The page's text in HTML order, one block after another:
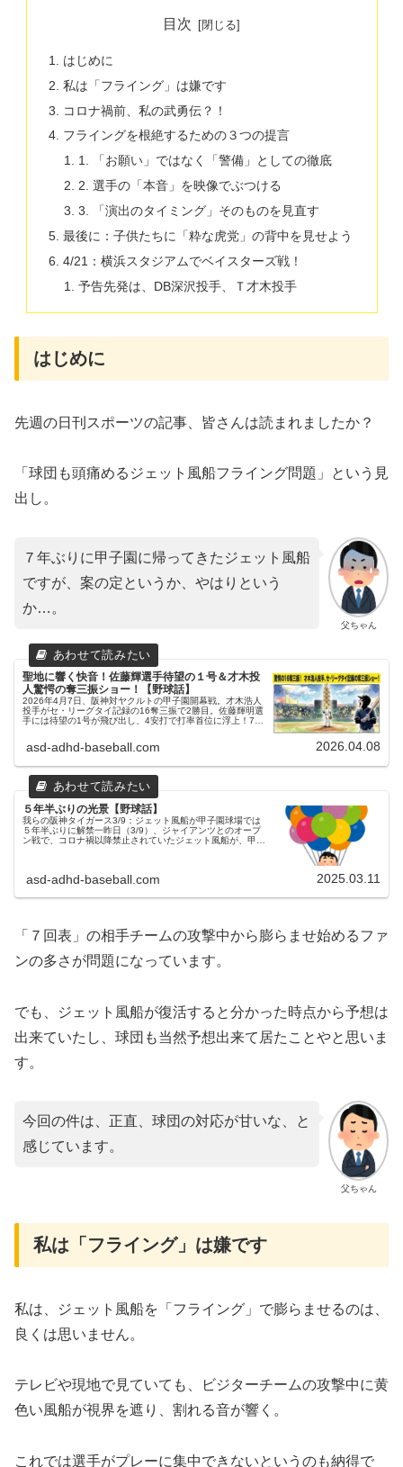
目次
はじめに
私は「フライング」は嫌です
コロナ禍前、私の武勇伝？！
​フライングを根絶するための３つの提言
​1. 「お願い」ではなく「警備」としての徹底
​2. 選手の「本音」を映像でぶつける
​3. 「演出のタイミング」そのものを見直す
最後に：子供たちに「粋な虎党」の背中を見せよう
4/21：横浜スタジアムでベイスターズ戦！
予告先発は、DB深沢投手、Ｔ才木投手
はじめに
​先週の日刊スポーツの記事、皆さんは読まれましたか？
「球団も頭痛めるジェット風船フライング問題」という見
出し。
父ちゃん
７年ぶりに甲子園に帰ってきたジェット風船
ですが、案の定というか、やはりという
か…。
聖地に響く快音！佐藤輝選手待望の１号＆才木投
人驚愕の奪三振ショー！【野球話】
2026年4月7日、阪神対ヤクルトの甲子園開幕戦。才木浩人
投手がセ・リーグタイ記録の16奪三振で2勝目。佐藤輝明選
手には待望の1号が飛び出し、4安打で打率首位に浮上！7年
asd-adhd-baseball.com 2026.04.08
５年半ぶりの光景【野球話】
我らの阪神タイガース3/9：ジェット風船が甲子園球場では
５年半ぶりに解禁一昨日（3/9）、ジャイアンツとのオープ
ン戦で、コロナ禍以降禁止されていたジェット風船が、甲子
asd-adhd-baseball.com 2025.03.11
「７回表」の相手チームの攻撃中から膨らませ始めるファ
ンの多さが問題になっています。
でも、ジェット風船が復活すると分かった時点から予想は
出来ていたし、球団も当然予想出来て居たことやと思いま
す。
父ちゃん
今回の件は、正直、球団の対応が甘いな、と
感じています。
私は「フライング」は嫌です
​私は、ジェット風船を「フライング」で膨らませるのは、
良くは思いません。
テレビや現地で見ていても、ビジターチームの攻撃中に黄
色い風船が視界を遮り、割れる音が響く。
これでは選手がプレーに集中できないというのも納得で